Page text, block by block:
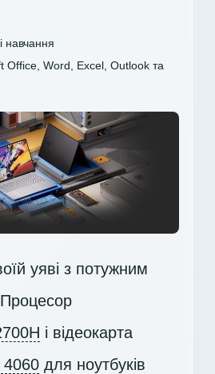
навчання
Office, Word, Excel, Outlook та
уяві з потужним
і відеокарта
4060 для ноутбуків